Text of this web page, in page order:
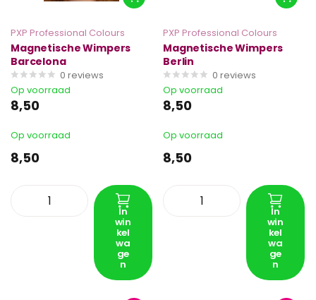
PXP Professional Colours
Magnetische Wimpers
Barcelona
0 reviews
Op voorraad
8,50
Op voorraad
8,50
In
win
kel
wa
ge
n
PXP Professional Colours
Magnetische Wimpers
Berlin
0 reviews
Op voorraad
8,50
Op voorraad
8,50
In
win
kel
wa
ge
n